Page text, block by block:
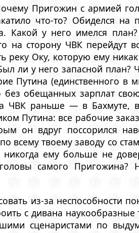
Пригожин с армией
что-то? Обиделся
Какой у него имелся
на сторону ЧВК перейдут
реку Оку, которую ему
ли у него запасной план?
Путина (единственного в
без обещанных зарплат
ЧВК раньше — в
Путина: все рабочие
он вдруг поссорился
всему твоему заводу со
ему больше не
самого
из-за неспособности
с дивана
сценаристами по